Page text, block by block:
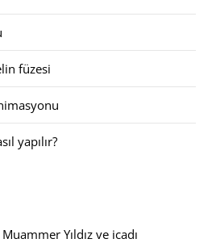
füzesi
yapılır?
Yıldız ve icadı